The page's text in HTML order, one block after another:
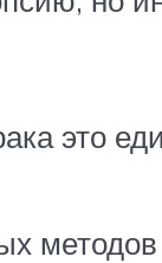
это